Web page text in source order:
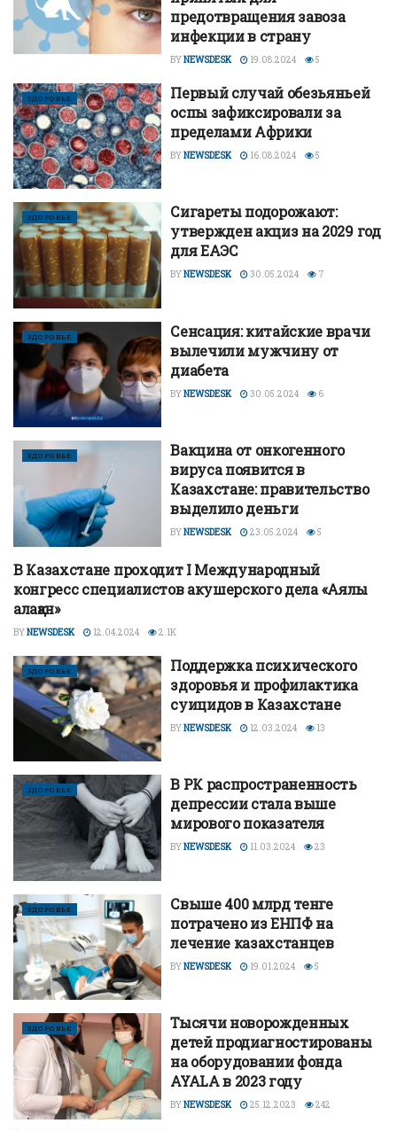
предотвращения завоза
инфекции в страну
BYNEWSDESK 19.08.2024 5
ЗДОРОВЬЕ
Первый случай обезьяньей
оспы зафиксировали за
пределами Африки
BYNEWSDESK 16.08.2024 5
ЗДОРОВЬЕ
Сигареты подорожают:
утвержден акциз на 2029 год
для ЕАЭС
BYNEWSDESK 30.05.2024 7
ЗДОРОВЬЕ
Сенсация: китайские врачи
вылечили мужчину от
диабета
BYNEWSDESK 30.05.2024 6
ЗДОРОВЬЕ
Вакцина от онкогенного
вируса появится в
Казахстане: правительство
выделило деньги
BYNEWSDESK 23.05.2024 5
ЗДОРОВЬЕ
В Казахстане проходит І Международный
конгресс специалистов акушерского дела «Аялы
алақан»
BYNEWSDESK 12.04.2024 2.1K
ЗДОРОВЬЕ
Поддержка психического
здоровья и профилактика
суицидов в Казахстане
BYNEWSDESK 12.03.2024 13
ЗДОРОВЬЕ
В РК распространенность
депрессии стала выше
мирового показателя
BYNEWSDESK 11.03.2024 23
ЗДОРОВЬЕ
Свыше 400 млрд тенге
потрачено из ЕНПФ на
лечение казахстанцев
BYNEWSDESK 19.01.2024 5
ЗДОРОВЬЕ
Тысячи новорожденных
детей продиагностированы
на оборудовании фонда
AYALA в 2023 году
BYNEWSDESK 25.12.2023 242